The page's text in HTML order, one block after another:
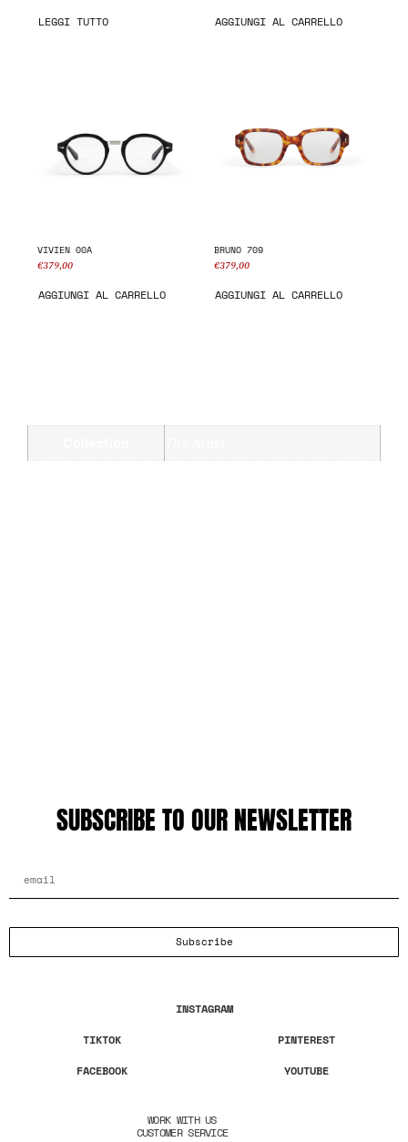
LEGGI TUTTO AGGIUNGI AL CARRELLO
VIVIEN 00A
€379,00
AGGIUNGI AL CARRELLO
BRUNO 709
€379,00
AGGIUNGI AL CARRELLO
SUBSCRIBE TO OUR NEWSLETTER
Subscribe
INSTAGRAM
TIKTOK
PINTEREST
FACEBOOK
YOUTUBE
WORK WITH US
CUSTOMER SERVICE